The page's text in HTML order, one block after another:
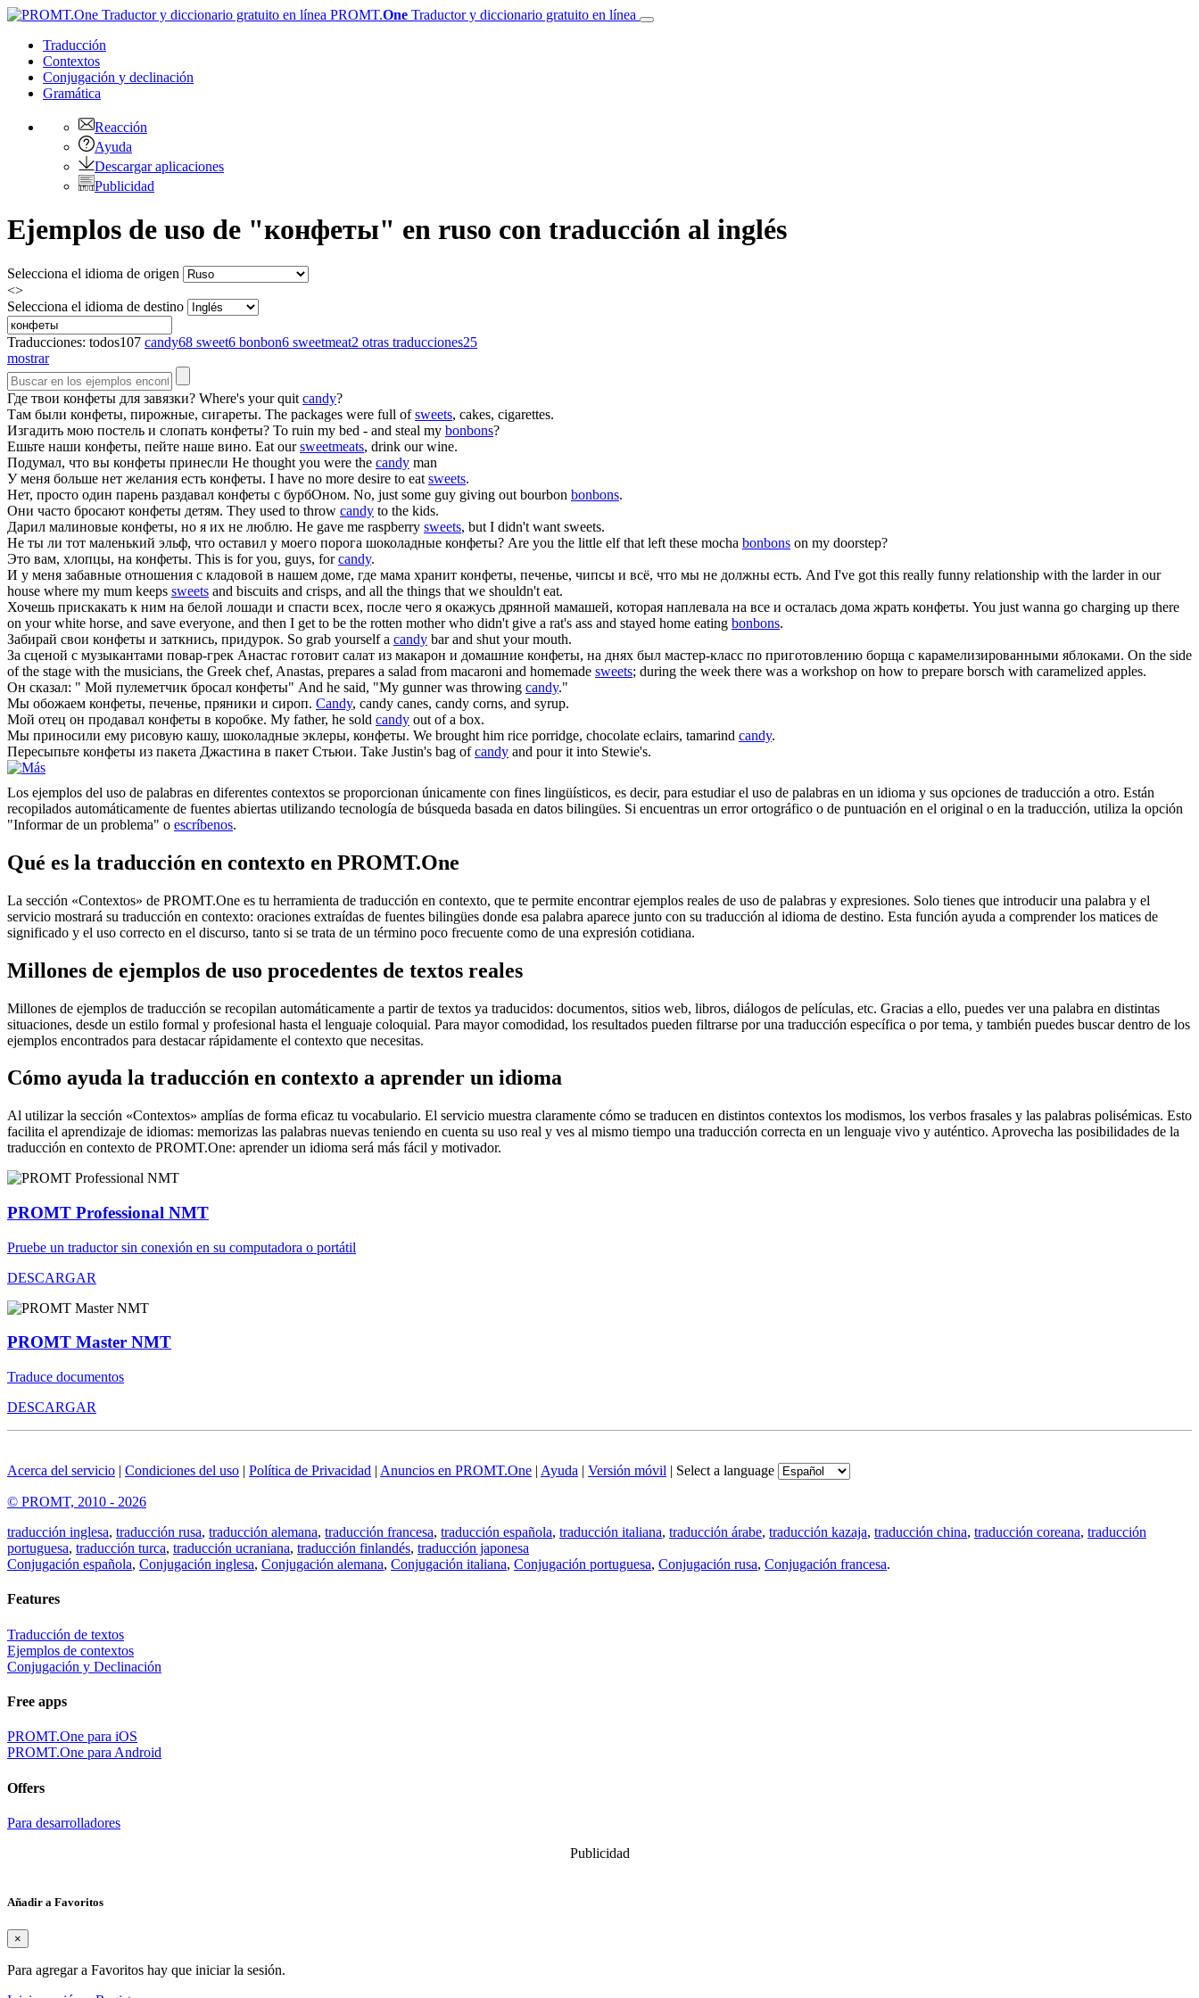
PROMT.One Traductor y diccionario gratuito en línea
Traducción
Contextos
Conjugación y declinación
Gramática
Reacción
Ayuda
Descargar aplicaciones
Publicidad
Ejemplos de uso de "конфеты" en ruso con traducción al inglés
Selecciona el idioma de origen
<>
Selecciona el idioma de destino
Traducciones: todos107 candy68 sweet6 bonbon6 sweetmeat2 otras traducciones25
mostrar
Где твои конфеты для завязки? Where's your quit candy?
Там были конфеты, пирожные, сигареты. The packages were full ofsweets, cakes, cigarettes.
Изгадить мою постель и слопать конфеты? To ruin my bed - and steal my bonbons?
Ешьте наши конфеты, пейте наше вино. Eat oursweetmeats, drink our wine.
Подумал, что вы конфеты принесли He thought you were the candy man
У меня больше нет желания есть конфеты. I have no more desire to eat sweets.
Нет, просто один парень раздавал конфеты с бурбОном. No, just some guy giving out bourbon bonbons.
Они часто бросают конфеты детям. They used to throw candy to the kids.
Дарил малиновые конфеты, но я их не люблю. He gave me raspberry sweets, but I didn't want sweets.
Не ты ли тот маленький эльф, что оставил у моего порога шоколадные конфеты? Are you the little elf that left these mocha bonbons on my doorstep?
Это вам, хлопцы, на конфеты. This is for you, guys, forcandy.
И у меня забавные отношения с кладовой в нашем доме, где мама хранит конфеты, печенье, чипсы и всё, что мы не должны есть. And I've got this really funny relationship with the larder in our
house where my mum keeps sweets and biscuits and crisps, and all the things that we shouldn't eat.
Хочешь прискакать к ним на белой лошади и спасти всех, после чего я окажусь дрянной мамашей, которая наплевала на все и осталась дома жрать конфеты. You just wanna go charging up there
on your white horse, and save everyone, and then I get to be the rotten mother who didn't give a rat's ass and stayed home eating bonbons.
Забирай свои конфеты и заткнись, придурок. So grab yourself a candy bar and shut your mouth.
За сценой с музыкантами повар-грек Анастас готовит салат из макарон и домашние конфеты, на днях был мастер-класс по приготовлению борща с карамелизированными яблоками. On the side
of the stage with the musicians, the Greek chef, Anastas, prepares a salad from macaroni and homemade sweets; during the week there was a workshop on how to prepare borsch with caramelized apples.
Он сказал: " Мой пулеметчик бросал конфеты" And he said, "My gunner was throwing candy."
Мы обожаем конфеты, печенье, пряники и сироп. Candy, candy canes, candy corns, and syrup.
Мой отец он продавал конфеты в коробке. My father, he sold candy out of a box.
Мы приносили ему рисовую кашу, шоколадные эклеры, конфеты. We brought him rice porridge, chocolate eclairs, tamarind candy.
Пересыпьте конфеты из пакета Джастина в пакет Стьюи. Take Justin's bag ofcandy and pour it into Stewie's.
Los ejemplos del uso de palabras en diferentes contextos se proporcionan únicamente con fines lingüísticos, es decir, para estudiar el uso de palabras en un idioma y sus opciones de traducción a otro. Están
recopilados automáticamente de fuentes abiertas utilizando tecnología de búsqueda basada en datos bilingües. Si encuentras un error ortográfico o de puntuación en el original o en la traducción, utiliza la opción
"Informar de un problema" o escríbenos.
Qué es la traducción en contexto en PROMT.One
La sección «Contextos» de PROMT.One es tu herramienta de traducción en contexto, que te permite encontrar ejemplos reales de uso de palabras y expresiones. Solo tienes que introducir una palabra y el
servicio mostrará su traducción en contexto: oraciones extraídas de fuentes bilingües donde esa palabra aparece junto con su traducción al idioma de destino. Esta función ayuda a comprender los matices de
significado y el uso correcto en el discurso, tanto si se trata de un término poco frecuente como de una expresión cotidiana.
Millones de ejemplos de uso procedentes de textos reales
Millones de ejemplos de traducción se recopilan automáticamente a partir de textos ya traducidos: documentos, sitios web, libros, diálogos de películas, etc. Gracias a ello, puedes ver una palabra en distintas
situaciones, desde un estilo formal y profesional hasta el lenguaje coloquial. Para mayor comodidad, los resultados pueden filtrarse por una traducción específica o por tema, y también puedes buscar dentro de los
ejemplos encontrados para destacar rápidamente el contexto que necesitas.
Cómo ayuda la traducción en contexto a aprender un idioma
Al utilizar la sección «Contextos» amplías de forma eficaz tu vocabulario. El servicio muestra claramente cómo se traducen en distintos contextos los modismos, los verbos frasales y las palabras polisémicas. Esto
facilita el aprendizaje de idiomas: memorizas las palabras nuevas teniendo en cuenta su uso real y ves al mismo tiempo una traducción correcta en un lenguaje vivo y auténtico. Aprovecha las posibilidades de la
traducción en contexto de PROMT.One: aprender un idioma será más fácil y motivador.
PROMT Professional NMT
Pruebe un traductor sin conexión en su computadora o portátil
DESCARGAR
PROMT Master NMT
Traduce documentos
DESCARGAR
Acerca del servicio | Condiciones del uso | Política de Privacidad | Anuncios en PROMT.One | Ayuda | Versión móvil | Select a language
© PROMT, 2010 - 2026
traducción inglesa, traducción rusa, traducción alemana, traducción francesa, traducción española, traducción italiana, traducción árabe, traducción kazaja, traducción china, traducción coreana, traducción
portuguesa, traducción turca, traducción ucraniana, traducción finlandés, traducción japonesa
Conjugación española, Conjugación inglesa, Conjugación alemana, Conjugación italiana, Conjugación portuguesa, Conjugación rusa, Conjugación francesa.
Features
Traducción de textos
Ejemplos de contextos
Conjugación y Declinación
Free apps
PROMT.One para iOS
PROMT.One para Android
Offers
Para desarrolladores
Publicidad
Añadir a Favoritos
×
Para agregar a Favoritos hay que iniciar la sesión.